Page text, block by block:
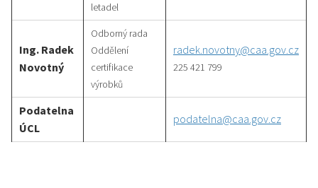
letadel
Ing. Radek
Novotný
Odborný rada
Oddělení
certifikace
výrobků
radek.novotny@caa.gov.cz
225 421 799
Podatelna
ÚCL
podatelna@caa.gov.cz